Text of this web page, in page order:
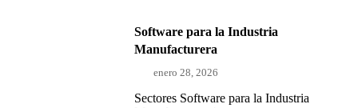
Software para la Industria
Manufacturera
enero 28, 2026
Sectores Software para la Industria